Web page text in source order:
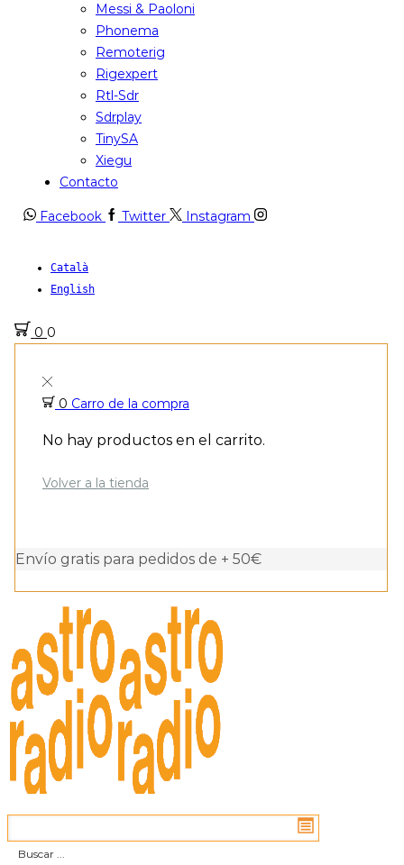
Messi & Paoloni
Phonema
Remoterig
Rigexpert
Rtl-Sdr
Sdrplay
TinySA
Xiegu
Contacto
Facebook Twitter Instagram
Català
English
0 0
0 Carro de la compra
No hay productos en el carrito.
Volver a la tienda
Envío gratis para pedidos de + 50€